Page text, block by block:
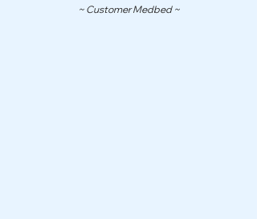
~ Customer Medbed ~